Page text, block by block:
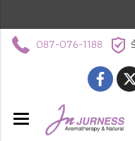
087-076-1188